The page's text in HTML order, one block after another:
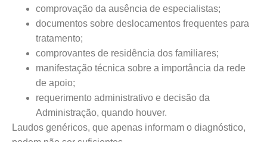
comprovação da ausência de especialistas;
documentos sobre deslocamentos frequentes para
tratamento;
comprovantes de residência dos familiares;
manifestação técnica sobre a importância da rede
de apoio;
requerimento administrativo e decisão da
Administração, quando houver.
Laudos genéricos, que apenas informam o diagnóstico,